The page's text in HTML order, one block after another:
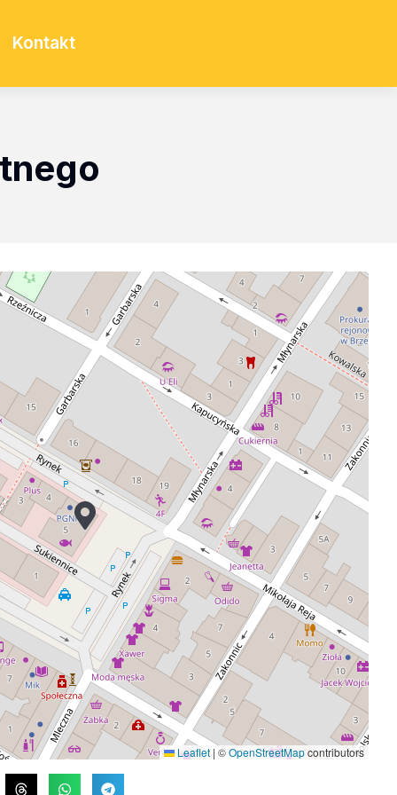
Kontakt
Leaflet | ©OpenStreetMapcontributors